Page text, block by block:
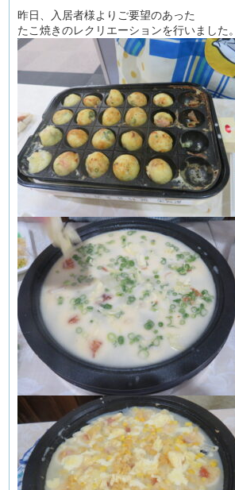
昨日、入居者様よりご要望のあった
たこ焼きのレクリエーションを行いました。